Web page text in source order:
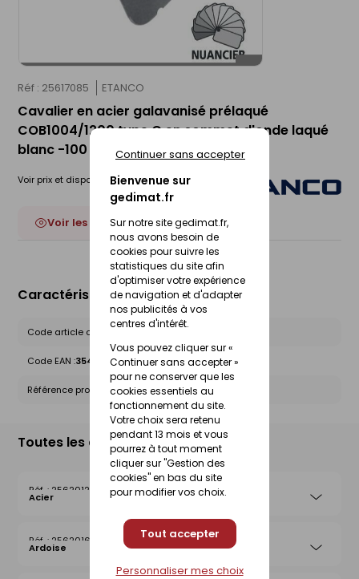
Bienvenue sur
gedimat.fr
Sur notre site gedimat.fr,
nous avons besoin de
cookies pour suivre les
statistiques du site afin
d'optimiser votre expérience
de navigation et d'adapter
nos publicités à vos
centres d'intérêt.
Vous pouvez cliquer sur «
Continuer sans accepter »
pour ne conserver que les
cookies essentiels au
fonctionnement du site.
Votre choix sera retenu
pendant 13 mois et vous
pourrez à tout moment
cliquer sur "Gestion des
cookies" en bas du site
pour modifier vos choix.
Tout accepter
Continuer sans accepter
Personnaliser mes choix
Réf : 25617085 ETANCO
Cavalier en acier galavanisé prélaqué
COB1004/1200 type C en sommet d'onde laqué
blanc -100 pièces
Voir prix et disponibilité en magasin
Voir les 22 déclinaisons
Caractéristiques du produit
Code article chez le fournisseur :
Code EAN :3546380039164
Référence produit nationale Gedimat : 25617085
Toutes les déclinaisons
25620122
Acier
25620160
Ardoise